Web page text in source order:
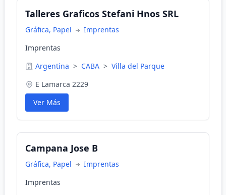
Talleres Graficos Stefani Hnos SRL
Gráfica, Papel
Imprentas
Imprentas
Argentina > CABA > Villa del Parque
E Lamarca 2229
Ver Más
Campana Jose B
Gráfica, Papel
Imprentas
Imprentas